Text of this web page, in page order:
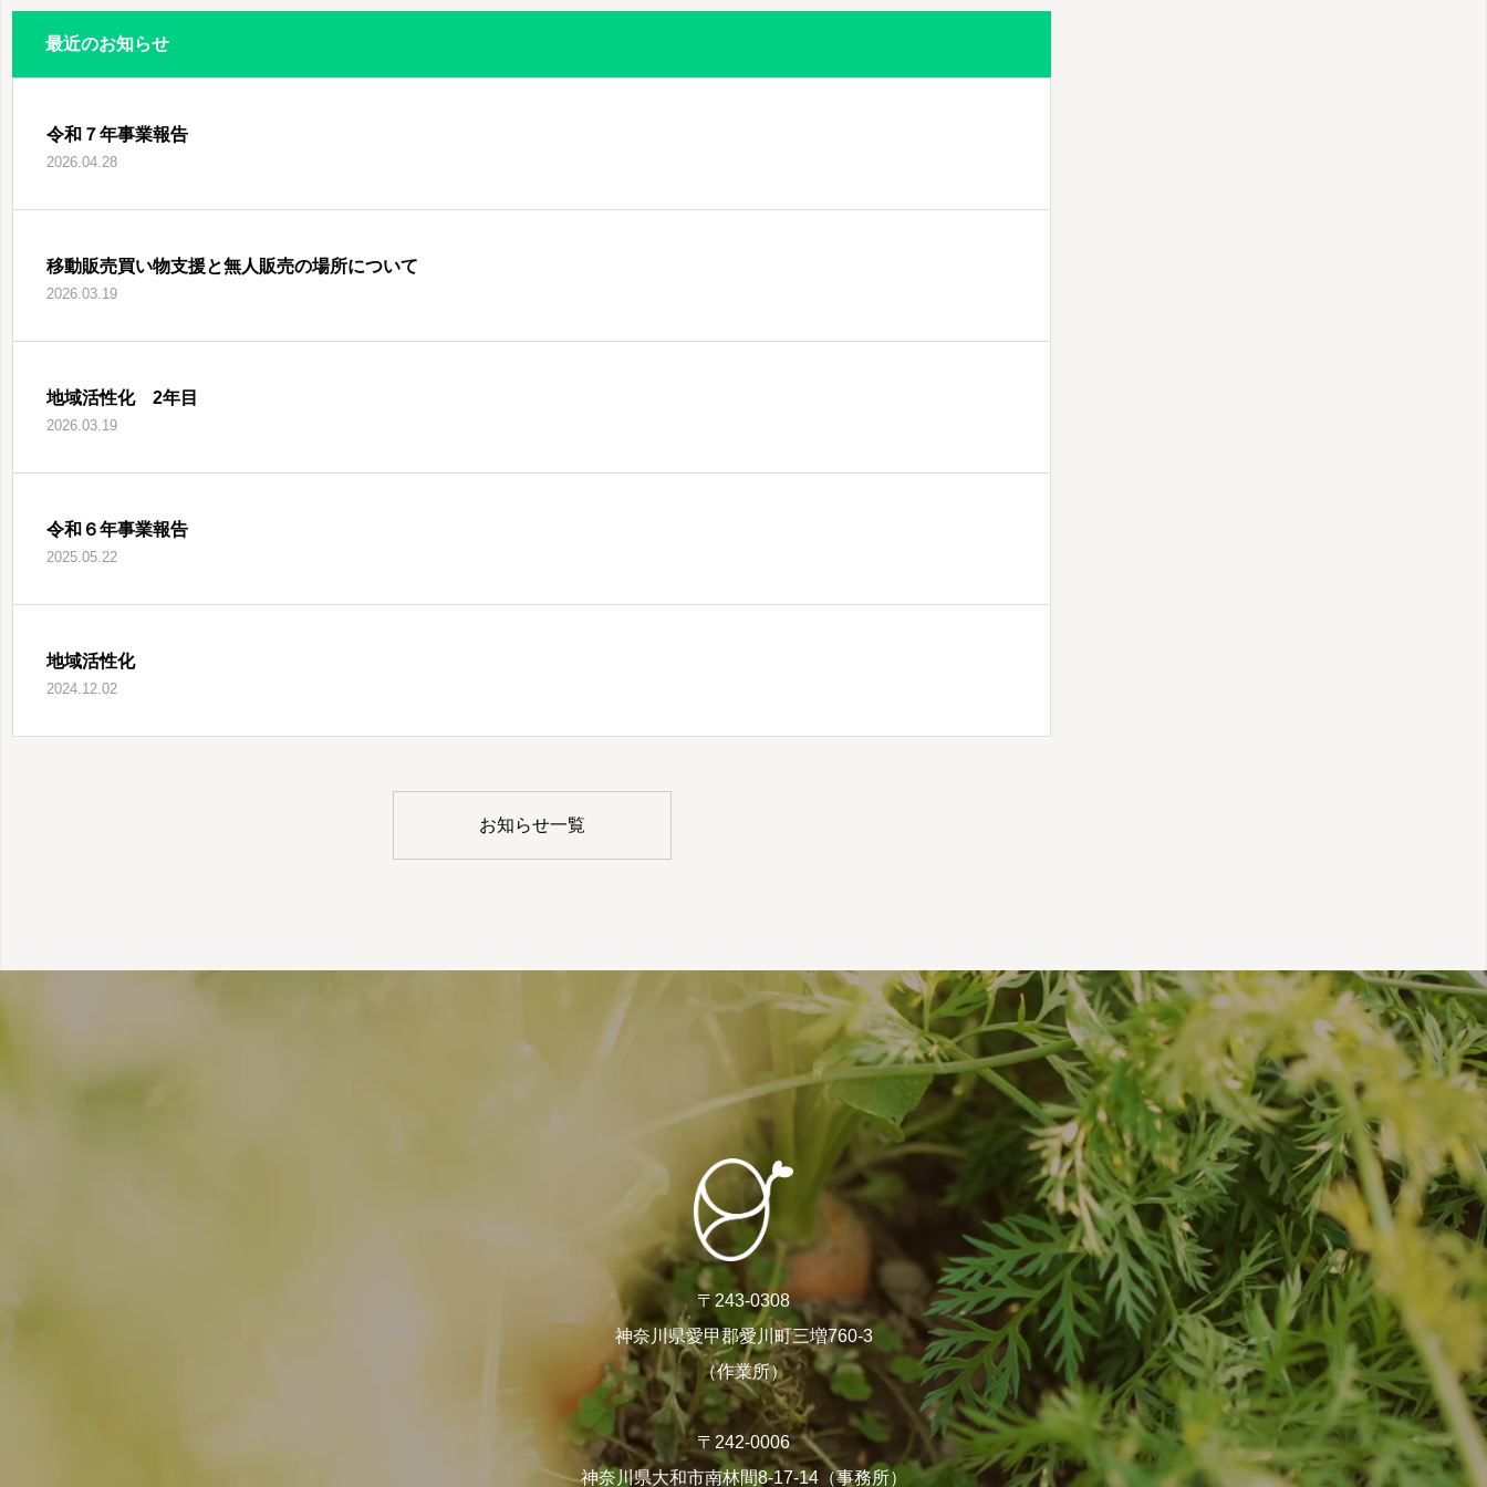
最近のお知らせ
令和７年事業報告
2026.04.28
移動販売買い物支援と無人販売の場所について
2026.03.19
地域活性化 2年目
2026.03.19
令和６年事業報告
2025.05.22
地域活性化
2024.12.02
お知らせ一覧
〒243-0308
神奈川県愛甲郡愛川町三増760-3
（作業所）
〒242-0006
神奈川県大和市南林間8-17-14（事務所）